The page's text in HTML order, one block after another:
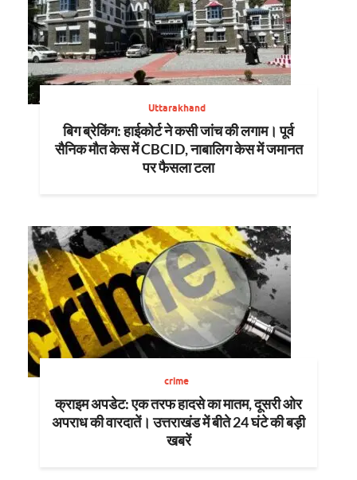
Uttarakhand
बिग ब्रेकिंग: हाईकोर्ट ने कसी जांच की लगाम। पूर्व
सैनिक मौत केस में CBCID, नाबालिग केस में जमानत
पर फैसला टला
crime
क्राइम अपडेट: एक तरफ हादसे का मातम, दूसरी ओर
अपराध की वारदातें। उत्तराखंड में बीते 24 घंटे की बड़ी
खबरें